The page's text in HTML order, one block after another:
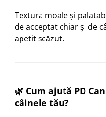
Textura moale și
de acceptat chiar și de
apetit scăzut.
🌿 Cum ajută PD
câinele tău?